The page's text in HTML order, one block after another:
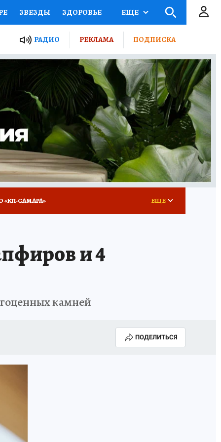
ЗВЕЗДЫ ЗДОРОВЬЕ
ПРОЕКТЫ РОССИИ
ПУТЕВОДИТЕЛЬ
ТУРИЗМ
ВСЕ О КП РАДИО КП
ЕЩЕ
РАДИО РЕКЛАМА ПОДПИСКА
«КП-САМАРА»
ДЕНЬ ПОБЕДЫ В САМАРЕ 2025
ЕЩЕ
и 4
камней
ПОДЕЛИТЬСЯ